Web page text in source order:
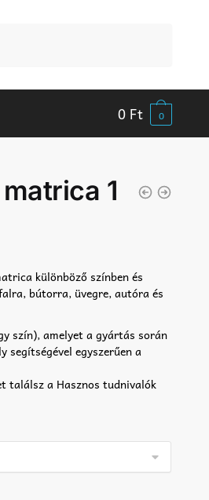
0 Ft 0
1
különböző színben és
bútorra, üvegre, autóra és
szín), amelyet a gyártás során
segítségével egyszerűen a
találsz a Hasznos tudnivalók